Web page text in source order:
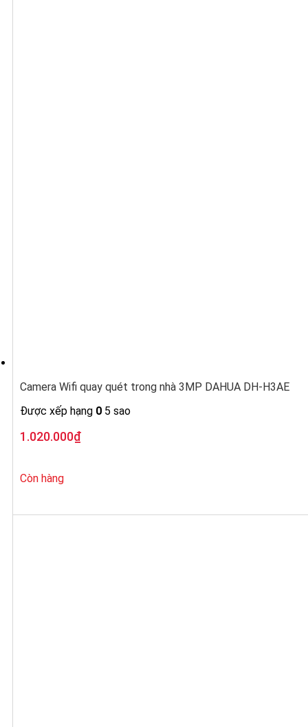
Camera Wifi quay quét trong nhà 3MP DAHUA DH-H3AE
Được xếp hạng 0 5 sao
1.020.000₫
Còn hàng